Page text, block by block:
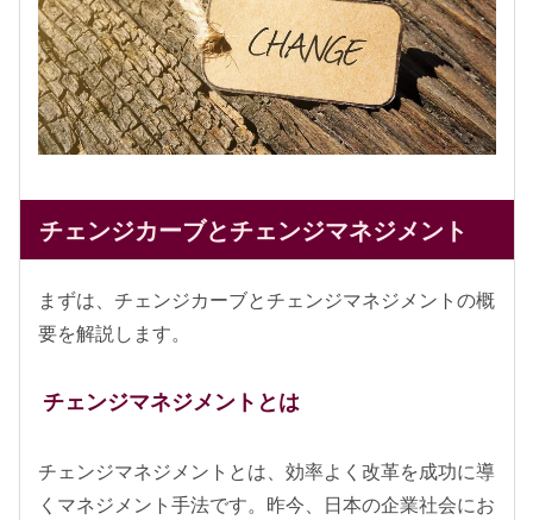
チェンジカーブとチェンジマネジメント
まずは、チェンジカーブとチェンジマネジメントの概
要を解説します。
チェンジマネジメントとは
チェンジマネジメントとは、効率よく改革を成功に導
くマネジメント手法です。昨今、日本の企業社会にお